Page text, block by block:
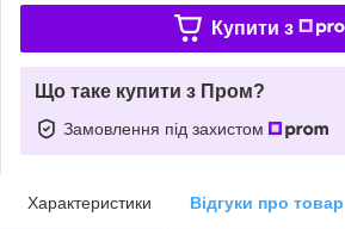
Купити з
Що таке купити з Пром?
Замовлення під захистом
Характеристики Відгуки про товар